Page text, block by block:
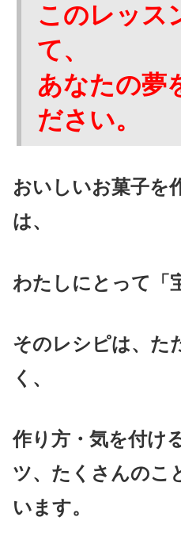
このレッス
て、
あなたの夢
ださい。
おいしいお菓子を
は、
わたしにとって「
そのレシピは、た
く、
作り方・気を付け
ツ、たくさんのこ
います。